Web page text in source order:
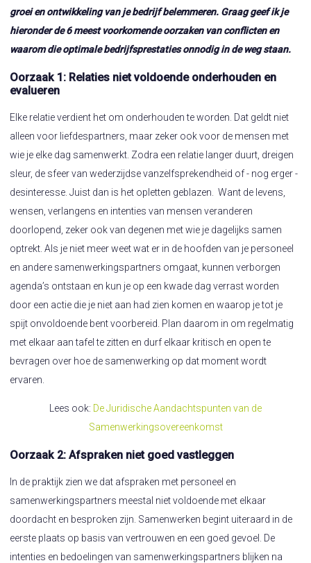
groei en ontwikkeling van je bedrijf belemmeren. Graag geef ik je
hieronder de 6 meest voorkomende oorzaken van conflicten en
waarom die optimale bedrijfsprestaties onnodig in de weg staan.
Oorzaak 1: Relaties niet voldoende onderhouden en
evalueren
Elke relatie verdient het om onderhouden te worden. Dat geldt niet
alleen voor liefdespartners, maar zeker ook voor de mensen met
wie je elke dag samenwerkt. Zodra een relatie langer duurt, dreigen
sleur, de sfeer van wederzijdse vanzelfsprekendheid of - nog erger -
desinteresse. Juist dan is het opletten geblazen. Want de levens,
wensen, verlangens en intenties van mensen veranderen
doorlopend, zeker ook van degenen met wie je dagelijks samen
optrekt. Als je niet meer weet wat er in de hoofden van je personeel
en andere samenwerkingspartners omgaat, kunnen verborgen
agenda’s ontstaan en kun je op een kwade dag verrast worden
door een actie die je niet aan had zien komen en waarop je tot je
spijt onvoldoende bent voorbereid. Plan daarom in om regelmatig
met elkaar aan tafel te zitten en durf elkaar kritisch en open te
bevragen over hoe de samenwerking op dat moment wordt
ervaren.
Lees ook: De Juridische Aandachtspunten van de
Samenwerkingsovereenkomst
Oorzaak 2: Afspraken niet goed vastleggen
In de praktijk zien we dat afspraken met personeel en
samenwerkingspartners meestal niet voldoende met elkaar
doordacht en besproken zijn. Samenwerken begint uiteraard in de
eerste plaats op basis van vertrouwen en een goed gevoel. De
intenties en bedoelingen van samenwerkingspartners blijken na